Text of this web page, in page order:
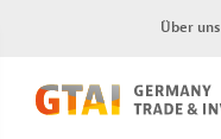
Über uns